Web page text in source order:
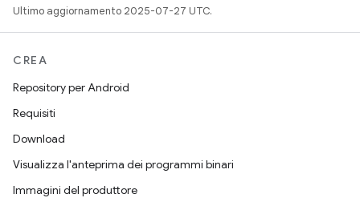
Ultimo aggiornamento 2025-07-27 UTC.
CREA
Repository per Android
Requisiti
Download
Visualizza l'anteprima dei programmi binari
Immagini del produttore